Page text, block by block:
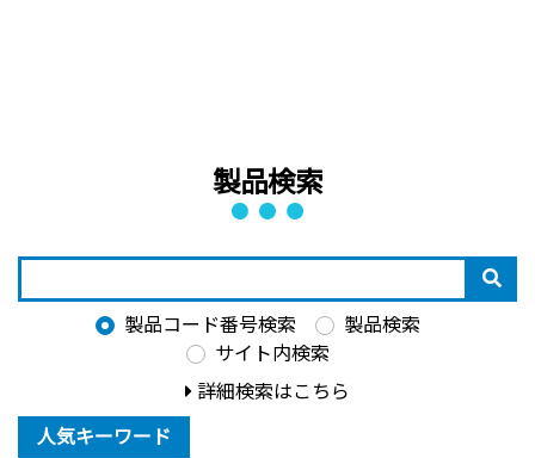
製品検索
製品コード番号検索
製品検索
サイト内検索
詳細検索はこちら
人気キーワード